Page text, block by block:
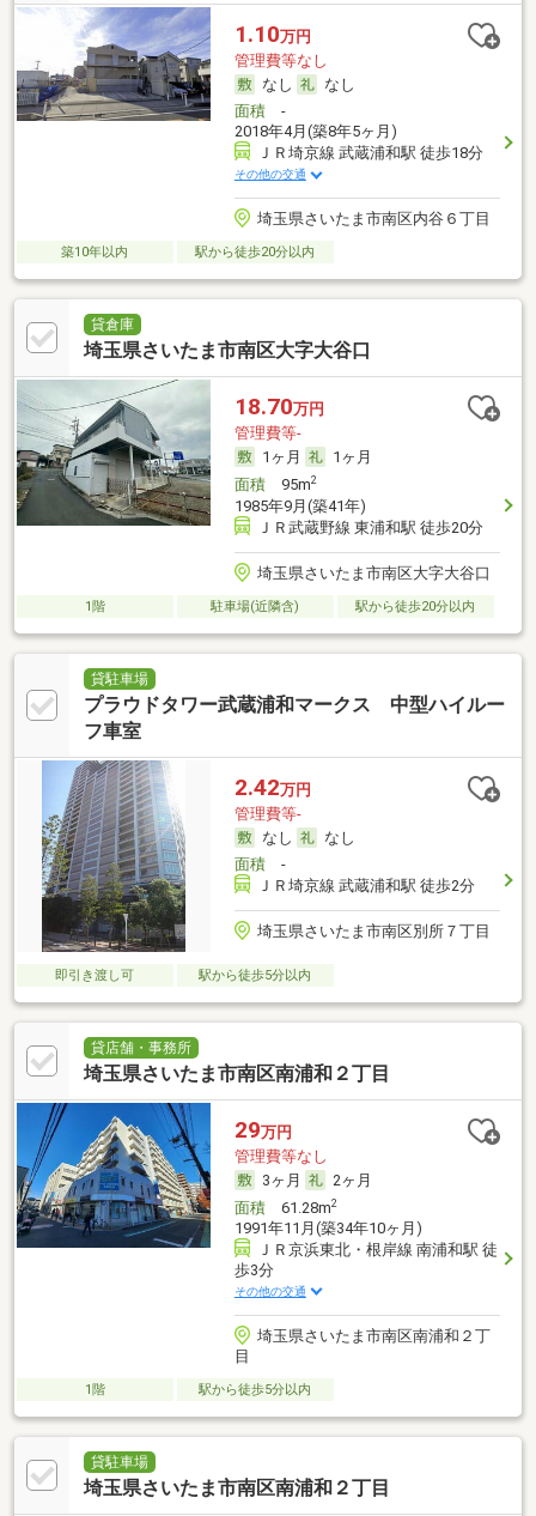
1.10万円
管理費等なし
なし
なし
面積-
2018年4月(築8年5ヶ月)
ＪＲ埼京線 武蔵浦和駅 徒歩18分
その他の交通
埼玉県さいたま市南区内谷６丁目
築10年以内 駅から徒歩20分以内
貸倉庫
埼玉県さいたま市南区大字大谷口
18.70万円
管理費等-
1ヶ月
1ヶ月
面積95m2
1985年9月(築41年)
ＪＲ武蔵野線 東浦和駅 徒歩20分
埼玉県さいたま市南区大字大谷口
1階 駐車場(近隣含) 駅から徒歩20分以内
貸駐車場
プラウドタワー武蔵浦和マークス 中型ハイルー
フ車室
2.42万円
管理費等-
なし
なし
面積-
ＪＲ埼京線 武蔵浦和駅 徒歩2分
埼玉県さいたま市南区別所７丁目
即引き渡し可 駅から徒歩5分以内
貸店舗・事務所
埼玉県さいたま市南区南浦和２丁目
29万円
管理費等なし
3ヶ月
2ヶ月
面積61.28m2
1991年11月(築34年10ヶ月)
ＪＲ京浜東北・根岸線 南浦和駅 徒
歩3分
その他の交通
埼玉県さいたま市南区南浦和２丁
目
1階 駅から徒歩5分以内
貸駐車場
埼玉県さいたま市南区南浦和２丁目